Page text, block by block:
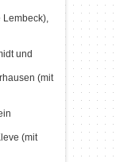
Lembeck),
und
(mit
(mit